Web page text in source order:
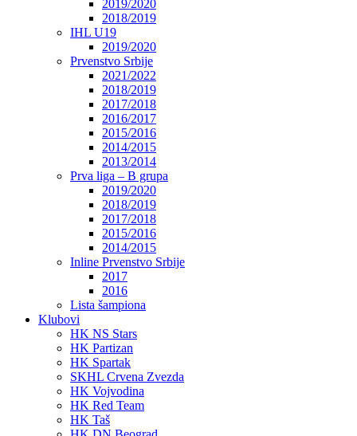
2019/2020
2018/2019
IHL U19
2019/2020
Prvenstvo Srbije
2021/2022
2018/2019
2017/2018
2016/2017
2015/2016
2014/2015
2013/2014
Prva liga – B grupa
2019/2020
2018/2019
2017/2018
2015/2016
2014/2015
Inline Prvenstvo Srbije
2017
2016
Lista šampiona
Klubovi
HK NS Stars
HK Partizan
HK Spartak
SKHL Crvena Zvezda
HK Vojvodina
HK Red Team
HK Taš